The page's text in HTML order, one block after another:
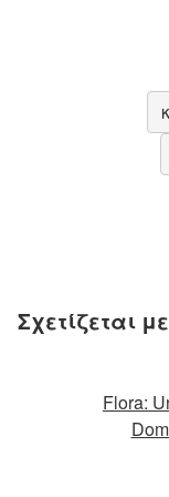
Σχετίζεται με
Flora: